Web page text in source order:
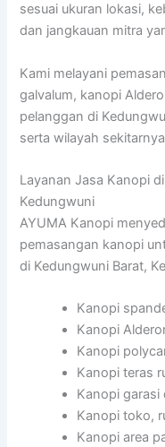
sesuai ukuran lokasi,
dan jangkauan mitra
Kami melayani
galvalum, kanopi
pelanggan di
serta wilayah
Layanan Jasa Kanopi
Kedungwuni
AYUMA Kanopi
pemasangan kanopi
di Kedungwuni Barat,
Kanopi
Kanopi
Kanopi
Kanopi teras
Kanopi
Kanopi toko,
Kanopi area